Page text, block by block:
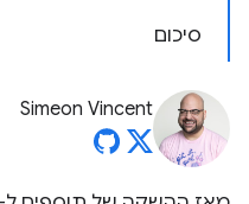
סיכום
Simeon Vincent